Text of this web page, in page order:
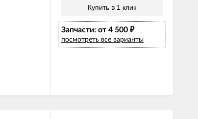
Купить в 1 клик
Запчасти: от 4 500 ₽
посмотреть все варианты